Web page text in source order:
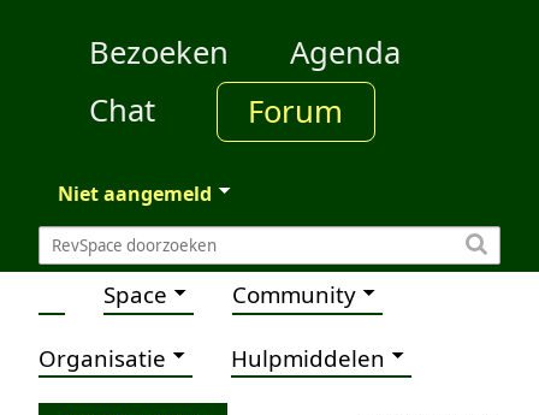
Bezoeken
Agenda
Chat
Forum
Niet aangemeld
Space Community
Organisatie Hulpmiddelen